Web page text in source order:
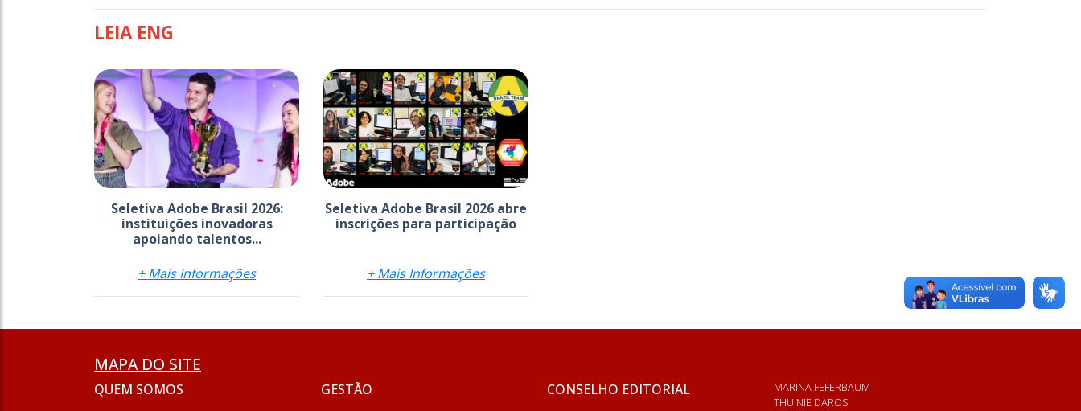
LEIA ENG
Seletiva Adobe Brasil 2026:
instituições inovadoras
apoiando talentos...
+ Mais Informações
Seletiva Adobe Brasil 2026 abre
inscrições para participação
+ Mais Informações
MAPA DO SITE
QUEM SOMOS GESTÃO CONSELHO EDITORIAL
MARINA FEFERBAUM
THUINIE DAROS